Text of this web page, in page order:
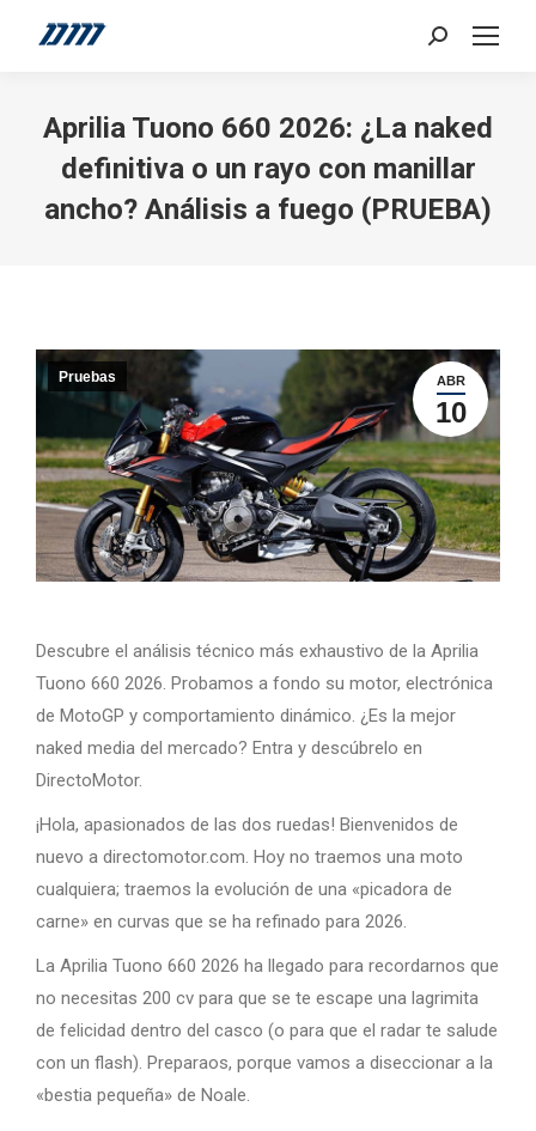
Search:
Aprilia Tuono 660 2026: ¿La naked
definitiva o un rayo con manillar
ancho? Análisis a fuego (PRUEBA)
ABR
10
Pruebas
Descubre el análisis técnico más exhaustivo de la Aprilia
Tuono 660 2026. Probamos a fondo su motor, electrónica
de MotoGP y comportamiento dinámico. ¿Es la mejor
naked media del mercado? Entra y descúbrelo en
DirectoMotor.
¡Hola, apasionados de las dos ruedas! Bienvenidos de
nuevo a directomotor.com. Hoy no traemos una moto
cualquiera; traemos la evolución de una «picadora de
carne» en curvas que se ha refinado para 2026.
La Aprilia Tuono 660 2026 ha llegado para recordarnos que
no necesitas 200 cv para que se te escape una lagrimita
de felicidad dentro del casco (o para que el radar te salude
con un flash). Preparaos, porque vamos a diseccionar a la
«bestia pequeña» de Noale.